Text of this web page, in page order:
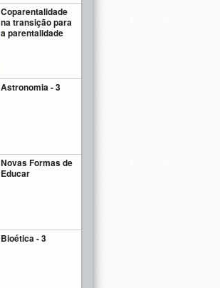
Coparentalidade
na transição para
a parentalidade
Astronomia - 3
Novas Formas de
Educar
Bioética - 3